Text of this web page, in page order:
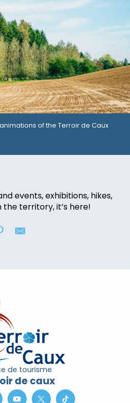
of the Terroir de Caux
events, exhibitions, hikes,
the territory, it’s here!
: Elisabeth Haloo Joye et
Karine Duriez
Cédric & René Vardon
photo, photo comme
Croco
de tourisme
de caux